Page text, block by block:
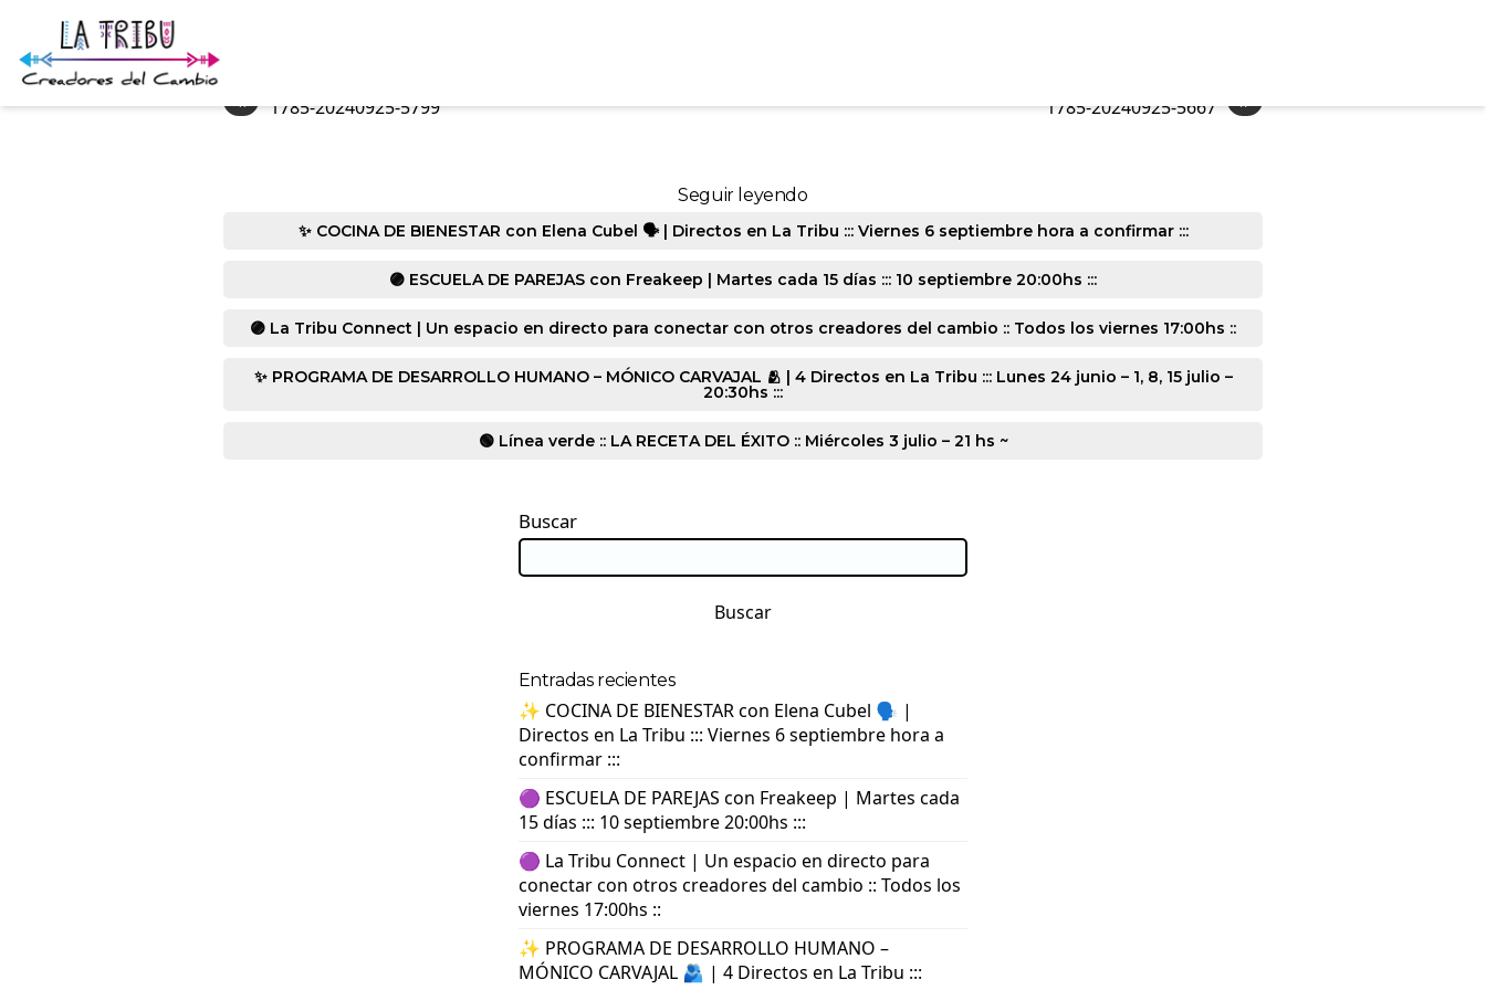
« 1785-20240925-5799 »
1785-20240925-5667
Seguir leyendo
✨ COCINA DE BIENESTAR con Elena Cubel 🗣️ | Directos en La Tribu ::: Viernes 6 septiembre hora a confirmar :::
🟣 ESCUELA DE PAREJAS con Freakeep | Martes cada 15 días ::: 10 septiembre 20:00hs :::
🟣 La Tribu Connect | Un espacio en directo para conectar con otros creadores del cambio :: Todos los viernes 17:00hs ::
✨ PROGRAMA DE DESARROLLO HUMANO – MÓNICO CARVAJAL 🫂 | 4 Directos en La Tribu ::: Lunes 24 junio – 1, 8, 15 julio –
20:30hs :::
🟢 Línea verde :: LA RECETA DEL ÉXITO :: Miércoles 3 julio – 21 hs ~
Buscar
Buscar
Entradas recientes
✨ COCINA DE BIENESTAR con Elena Cubel 🗣️ |
Directos en La Tribu ::: Viernes 6 septiembre hora a
confirmar :::
🟣 ESCUELA DE PAREJAS con Freakeep | Martes cada
15 días ::: 10 septiembre 20:00hs :::
🟣 La Tribu Connect | Un espacio en directo para
conectar con otros creadores del cambio :: Todos los
viernes 17:00hs ::
✨ PROGRAMA DE DESARROLLO HUMANO –
MÓNICO CARVAJAL 🫂 | 4 Directos en La Tribu :::